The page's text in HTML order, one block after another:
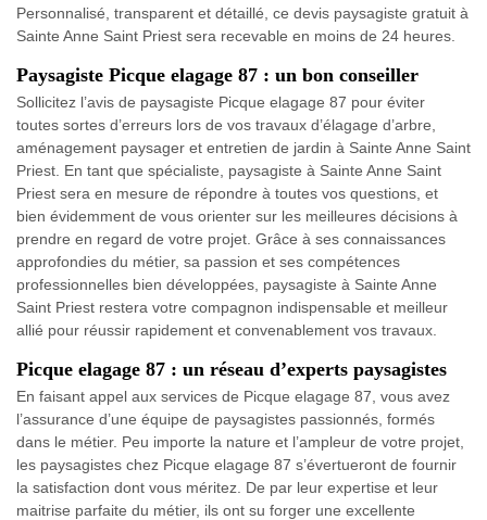
Personnalisé, transparent et détaillé, ce devis paysagiste gratuit à
Sainte Anne Saint Priest sera recevable en moins de 24 heures.
Paysagiste Picque elagage 87 : un bon conseiller
Sollicitez l’avis de paysagiste Picque elagage 87 pour éviter
toutes sortes d’erreurs lors de vos travaux d’élagage d’arbre,
aménagement paysager et entretien de jardin à Sainte Anne Saint
Priest. En tant que spécialiste, paysagiste à Sainte Anne Saint
Priest sera en mesure de répondre à toutes vos questions, et
bien évidemment de vous orienter sur les meilleures décisions à
prendre en regard de votre projet. Grâce à ses connaissances
approfondies du métier, sa passion et ses compétences
professionnelles bien développées, paysagiste à Sainte Anne
Saint Priest restera votre compagnon indispensable et meilleur
allié pour réussir rapidement et convenablement vos travaux.
Picque elagage 87 : un réseau d’experts paysagistes
En faisant appel aux services de Picque elagage 87, vous avez
l’assurance d’une équipe de paysagistes passionnés, formés
dans le métier. Peu importe la nature et l’ampleur de votre projet,
les paysagistes chez Picque elagage 87 s’évertueront de fournir
la satisfaction dont vous méritez. De par leur expertise et leur
maitrise parfaite du métier, ils ont su forger une excellente